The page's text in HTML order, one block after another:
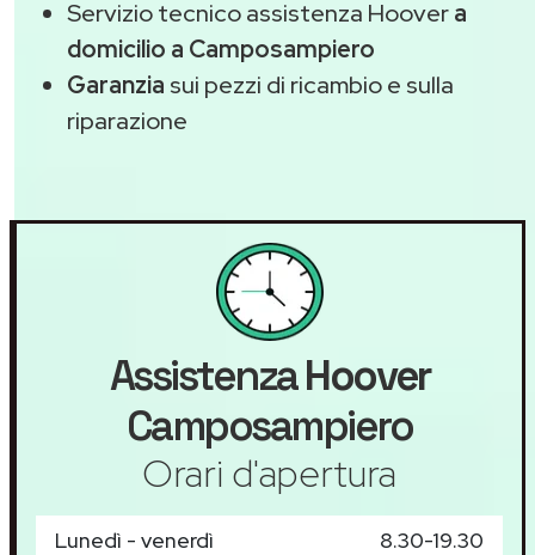
Servizio tecnico assistenza Hoovera
domicilio a Camposampiero
Garanzia sui pezzi di ricambio e sulla
riparazione
AssistenzaHoover
Camposampiero
Orari d'apertura
Lunedì - venerdì
8.30-19.30